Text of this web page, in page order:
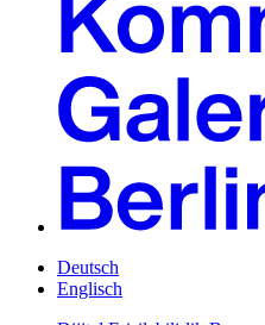
Deutsch
Englisch